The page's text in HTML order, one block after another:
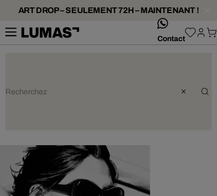
ART DROP – SEULEMENT 72H – MAINTENANT !
Contact